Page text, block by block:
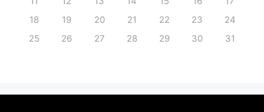
18
19 20 21 22 23
24
25
26 27 28 29 30 31